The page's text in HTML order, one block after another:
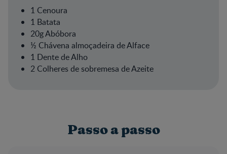
1 Cenoura
1 Batata
20g Abóbora
½ Chávena almoçadeira de Alface
1 Dente de Alho
2 Colheres de sobremesa de Azeite
Passo a passo